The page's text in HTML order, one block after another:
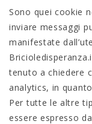
Sono quei cookie
inviare messaggi
manifestate
tenuto a chiedere
analytics, in
Per tutte le altre
essere espresso